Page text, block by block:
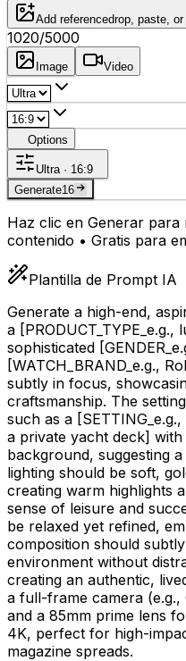
Add referencedrop, paste, or
1020/5000
Image Video
Options
Ultra · 16:9
Generate16
Haz clic en Generar
contenido • Gratis para
Plantilla de Prompt IA
Generate a high-end,
a
sophisticated
[WATCH_BRAND_e.g.,
subtly in focus,
craftsmanship. The
such as a
a private yacht deck]
background, suggesting
lighting should be soft,
creating warm highlights
sense of leisure and
be relaxed yet refined,
composition should
environment without
creating an authentic,
a full-frame camera
and a 85mm prime lens
4K, perfect for high-
magazine spreads.